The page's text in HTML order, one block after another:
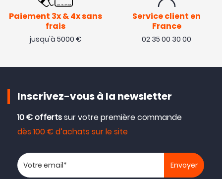
Paiement 3x & 4x sans
frais
jusqu'à 5000 €
Service client en
France
02 35 00 30 00
Inscrivez-vous à la newsletter
10 € offertssur votre première commande
dès 100 € d’achats sur le site
Votre adresse email